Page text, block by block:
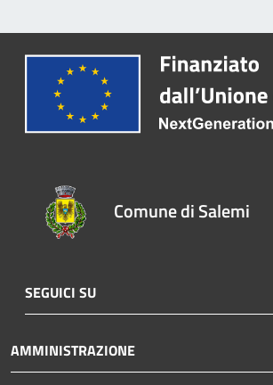
Comune di Salemi
SEGUICI SU
AMMINISTRAZIONE